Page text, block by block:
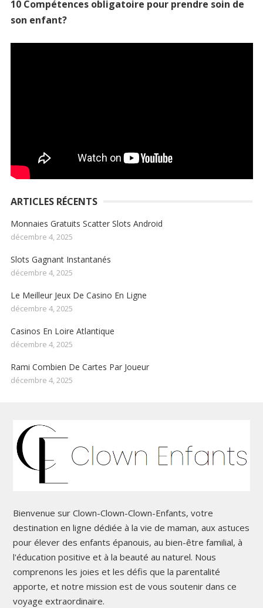
10 Compétences obligatoire pour prendre soin de
son enfant?
ARTICLES RÉCENTS
Monnaies Gratuits Scatter Slots Android
décembre 4, 2025
Slots Gagnant Instantanés
décembre 4, 2025
Le Meilleur Jeux De Casino En Ligne
décembre 4, 2025
Casinos En Loire Atlantique
décembre 4, 2025
Rami Combien De Cartes Par Joueur
décembre 4, 2025
Bienvenue sur Clown-Clown-Clown-Enfants, votre
destination en ligne dédiée à la vie de maman, aux astuces
pour élever des enfants épanouis, au bien-être familial, à
l'éducation positive et à la beauté au naturel. Nous
comprenons les joies et les défis que la parentalité
apporte, et notre mission est de vous soutenir dans ce
voyage extraordinaire.